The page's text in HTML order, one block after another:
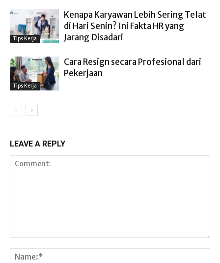
Tips Kerja
Kenapa Karyawan Lebih Sering Telat
di Hari Senin? Ini Fakta HR yang
Jarang Disadari
Tips Kerja
Cara Resign secara Profesional dari
Pekerjaan
LEAVE A REPLY